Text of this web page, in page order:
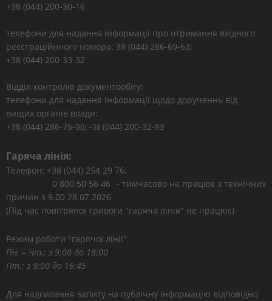
+38 (044) 200-30-16
телефони для надання інформації про отримання вхідного
реєстраційнного номера: 38 (044) 286-69-63;
+38 (044) 200-33-32
Відділ контролю документообігу:
телефони для надання інформації щодо дорученнь від
вищих органів влади:
+38 (044) 286-75-90; +38 (044) 200-32-83
Гаряча лінія:
Телефон: +38 (044) 254 29 76;
0 800 50 56 46 – тимчасово не працює з технічних
причин з 9.00 28.07.2026
(Під час повітряної тривоги "гаряча лінія" не працює)
Режим роботи "гарячої лінії":
Пн. – Чт.: з 9:00 до 18:00
Пт.: з 9:00 до 16:45
Для надсилання запиту на публічну інформацію відповідно